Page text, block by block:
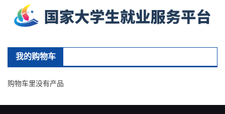
我的购物车
购物车里没有产品